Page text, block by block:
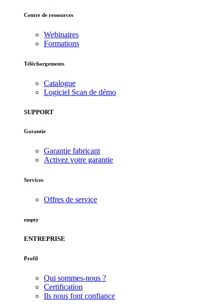
Centre de ressources
Webinaires
Formations
Téléchargements
Catalogue
Logiciel Scan de démo
SUPPORT
Garantie
Garantie fabricant
Activez votre garantie
Services
Offres de service
empty
ENTREPRISE
Profil
Qui sommes-nous ?
Certification
Ils nous font confiance